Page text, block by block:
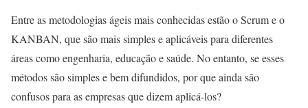
Entre as metodologias ágeis mais conhecidas estão o Scrum e o
KANBAN, que são mais simples e aplicáveis para diferentes
áreas como engenharia, educação e saúde. No entanto, se esses
métodos são simples e bem difundidos, por que ainda são
confusos para as empresas que dizem aplicá-los?